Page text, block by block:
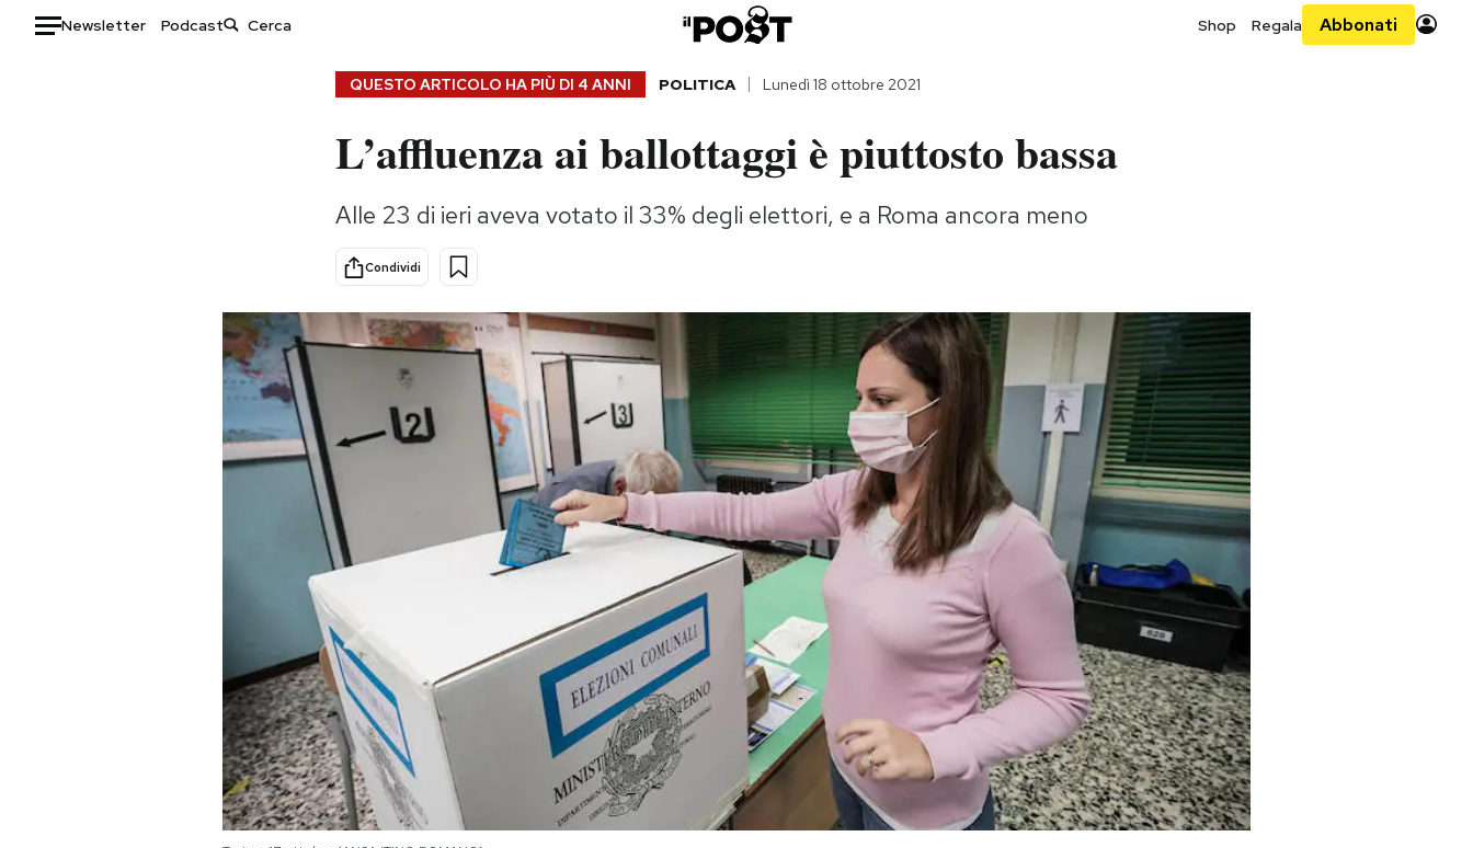
Newsletter Podcast Shop Regala Abbonati
Consumismi
Storie/Idee
Ok Boomer!
Media
Europa
Altrecose
Mondiali calcio 2026
QUESTO ARTICOLO HA PIÙ DI 4 ANNI POLITICA Lunedì 18 ottobre 2021
L’affluenza ai ballottaggi è piuttosto bassa
Alle 23 di ieri aveva votato il 33% degli elettori, e a Roma ancora meno
Condividi